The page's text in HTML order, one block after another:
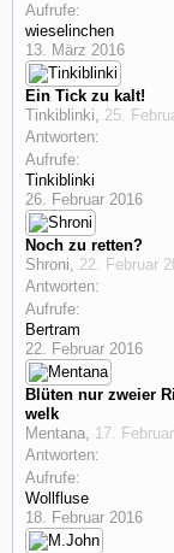
Aufrufe:
wieselinchen
13. März 2016
Ein Tick zu kalt!
Tinkiblinki, 25.
Antworten:
Aufrufe:
Tinkiblinki
26. Februar 2016
Noch zu retten?
Shroni, 22. Februar
Antworten:
Aufrufe:
Bertram
22. Februar 2016
Blüten nur zweier
welk
Mentana, 17.
Antworten:
Aufrufe:
Wollfluse
18. Februar 2016